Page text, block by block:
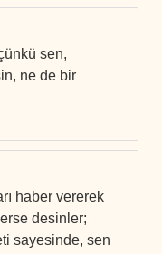
sen,
ne de bir
haber vererek
desinler;
sayesinde, sen